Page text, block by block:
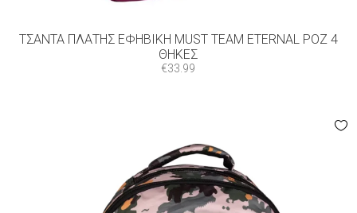
ΤΣΆΝΤΑ ΠΛΆΤΗΣ ΕΦΗΒΙΚΉ MUST TEAM ETERNAL ΡΟΖ 4
ΘΉΚΕΣ
€33.99